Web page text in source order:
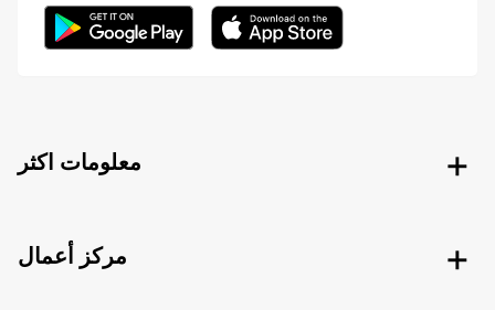
معلومات اكثر
مركز أعمال